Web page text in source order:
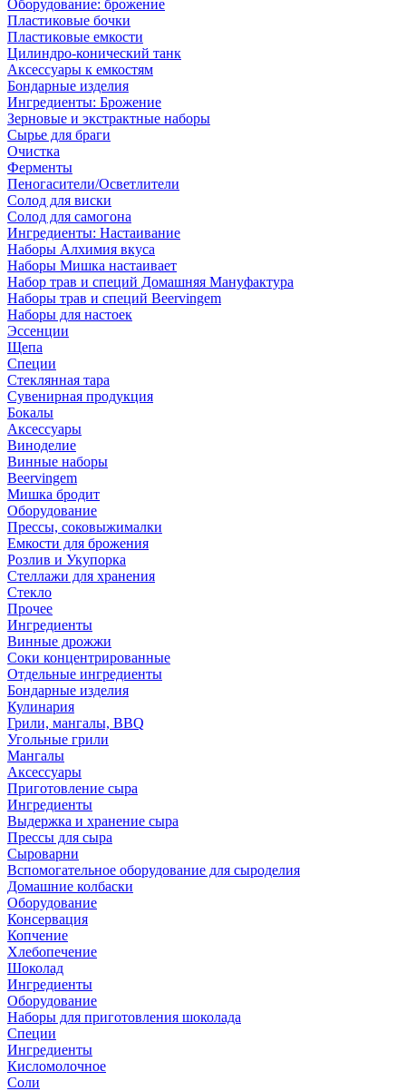
Оборудование: брожение
Пластиковые бочки
Пластиковые емкости
Цилиндро-конический танк
Аксессуары к емкостям
Бондарные изделия
Ингредиенты: Брожение
Зерновые и экстрактные наборы
Сырье для браги
Очистка
Ферменты
Пеногасители/Осветлители
Солод для виски
Солод для самогона
Ингредиенты: Настаивание
Наборы Алхимия вкуса
Наборы Мишка настаивает
Набор трав и специй Домашняя Мануфактура
Наборы трав и специй Beervingem
Наборы для настоек
Эссенции
Щепа
Специи
Стеклянная тара
Сувенирная продукция
Бокалы
Аксессуары
Виноделие
Винные наборы
Beervingem
Мишка бродит
Оборудование
Прессы, соковыжималки
Емкости для брожения
Розлив и Укупорка
Стеллажи для хранения
Стекло
Прочее
Ингредиенты
Винные дрожжи
Соки концентрированные
Отдельные ингредиенты
Бондарные изделия
Кулинария
Грили, мангалы, BBQ
Угольные грили
Мангалы
Аксессуары
Приготовление сыра
Ингредиенты
Выдержка и хранение сыра
Прессы для сыра
Сыроварни
Вспомогательное оборудование для сыроделия
Домашние колбаски
Оборудование
Консервация
Копчение
Хлебопечение
Шоколад
Ингредиенты
Оборудование
Наборы для приготовления шоколада
Специи
Ингредиенты
Кисломолочное
Соли